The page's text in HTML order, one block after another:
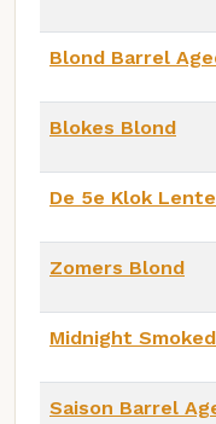
Blond Barrel
Blokes Blond
De 5e Klok
Zomers Blond
Midnight
Saison Barrel